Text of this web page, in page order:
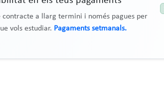
contracte a llarg termini i només pagues per
vols estudiar. Pagaments setmanals.